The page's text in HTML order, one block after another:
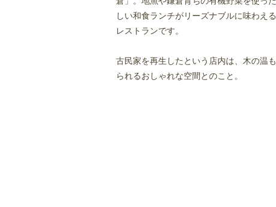
しい和食ランチがリーズナブルに味わえ
レストランです。
古民家を再生したという店内は、木の温
られるおしゃれな空間とのこと。